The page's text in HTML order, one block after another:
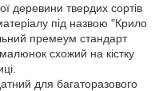
деревини твердих сортів
під назвою "Крило
премеум стандарт
схожий на кістку
для багаторазового